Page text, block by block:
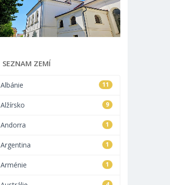
SEZNAM ZEMÍ
11
Albánie
9
Alžírsko
1
Andorra
1
Argentina
1
Arménie